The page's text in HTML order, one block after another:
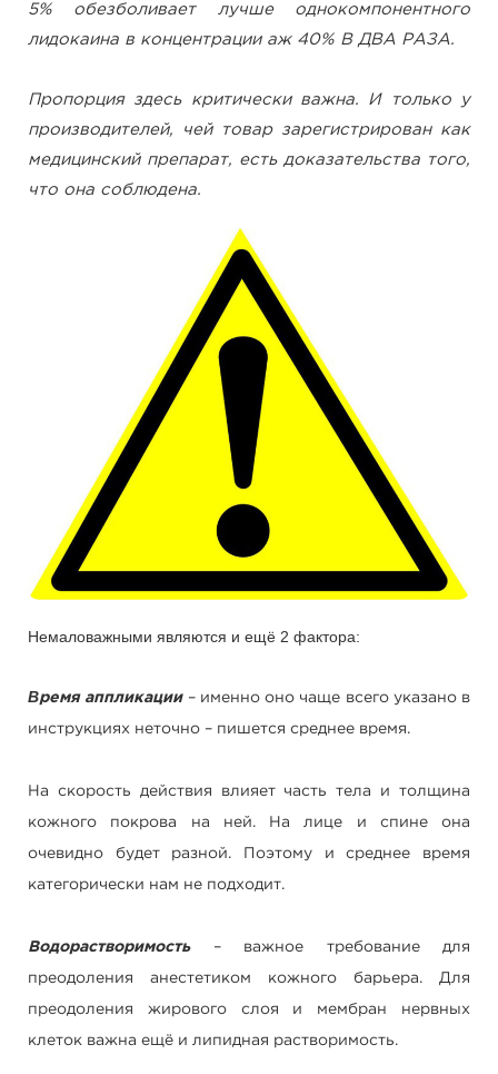
5% обезболивает лучше однокомпонентного
лидокаина в концентрации аж 40% В ДВА РАЗА.
Пропорция здесь критически важна. И только у
производителей, чей товар зарегистрирован как
медицинский препарат, есть доказательства того,
что она соблюдена.
Немаловажными являются и ещё 2 фактора:
Время аппликации – именно оно чаще всего указано в
инструкциях неточно – пишется среднее время.
На скорость действия влияет часть тела и толщина
кожного покрова на ней. На лице и спине она
очевидно будет разной. Поэтому и среднее время
категорически нам не подходит.
Водорастворимость– важное требование для
преодоления анестетиком кожного барьера. Для
преодоления жирового слоя и мембран нервных
клеток важна ещё и липидная растворимость.